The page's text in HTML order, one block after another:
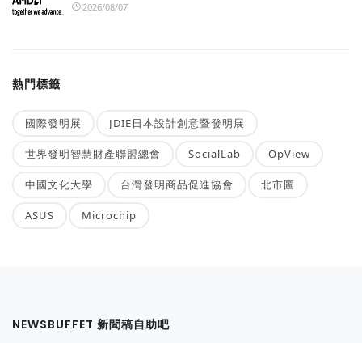
2026/08/07
熱門標籤
國際發明展 JDIE日本設計創意暨發明展
世界發明智慧財產聯盟總會 SocialLab OpView
中國文化大學 台灣發明商品促進協會 北市圖
ASUS Microchip
NEWSBUFFET 新聞稿自助吧